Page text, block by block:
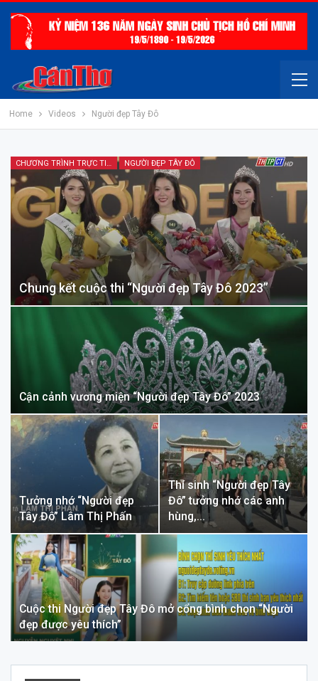
Home Videos Người đẹp Tây Đô
CHƯƠNG TRÌNH TRỰC TIẾP NGƯỜI ĐẸP TÂY ĐÔ
Chung kết cuộc thi “Người đẹp Tây Đô 2023”
Cận cảnh vương miện “Người đẹp Tây Đô” 2023
Tưởng nhớ “Người đẹp
Tây Đô” Lâm Thị Phấn
Thí sinh “Người đẹp Tây
Đô” tưởng nhớ các anh
hùng,…
Cuộc thi Người đẹp Tây Đô mở cổng bình chọn “Người
đẹp được yêu thích”